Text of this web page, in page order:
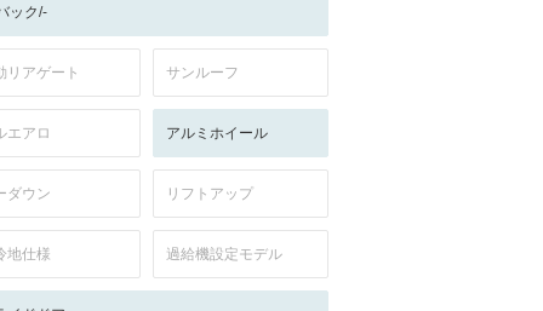
ック/-
リアゲート サンルーフ
エアロ アルミホイール
ダウン リフトアップ
地仕様 過給機設定モデル